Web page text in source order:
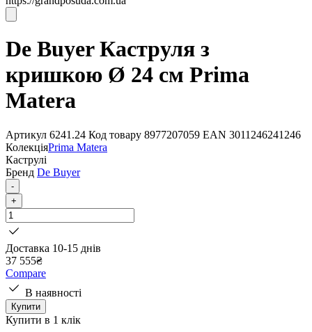
De Buyer Каструля з
кришкою Ø 24 см Prima
Matera
Артикул 6241.24 Код товару 8977207059 EAN 3011246241246
КолекціяPrima Matera
Каструлі
Бренд De Buyer
-
+
Доставка 10-15 днів
37 555₴
Compare
В наявності
Купити
Купити в 1 клік